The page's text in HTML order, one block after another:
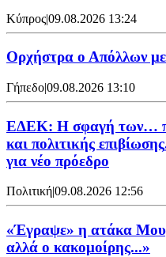
Κύπρος|09.08.2026 13:24
Ορχήστρα o Aπόλλων
Γήπεδο|09.08.2026 13:10
ΕΔΕΚ: Η σφαγή των…
και πολιτικής
για νέο πρόεδρο
Πολιτική|09.08.2026 12:56
«Έγραψε» η ατάκα
αλλά ο κακομοίρης...»